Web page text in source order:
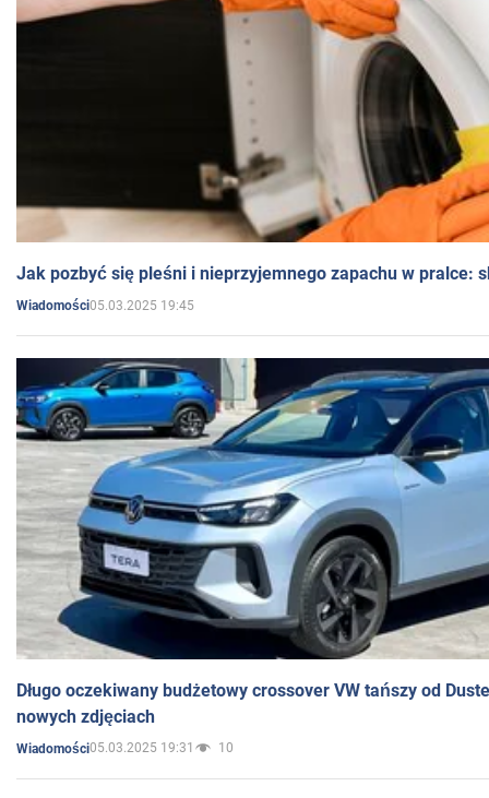
Jak pozbyć się pleśni i nieprzyjemnego zapachu w pralce:
Wiadomości05.03.2025 19:45
Długo oczekiwany budżetowy crossover VW tańszy od
nowych zdjęciach
Wiadomości05.03.2025 19:31 10